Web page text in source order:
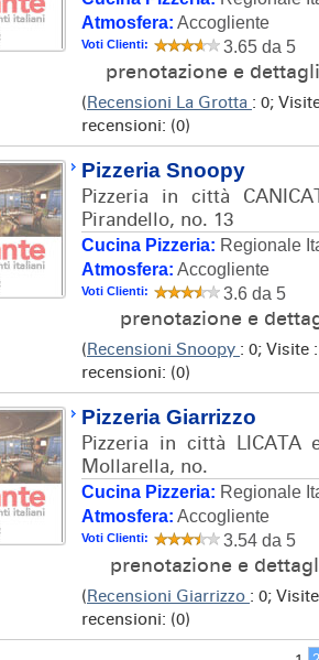
Atmosfera: Accogliente
Voti Clienti: 3.65 da 5
prenotazione e
(Recensioni La Grotta : 0;
recensioni: (0)
Pizzeria Snoopy
Pizzeria in città
Pirandello, no. 13
Cucina Pizzeria: Regionale
Atmosfera: Accogliente
Voti Clienti: 3.6 da 5
prenotazione e
(Recensioni Snoopy : 0; Visite
recensioni: (0)
Pizzeria Giarrizzo
Pizzeria in città LICATA
Mollarella, no.
Cucina Pizzeria: Regionale
Atmosfera: Accogliente
Voti Clienti: 3.54 da 5
prenotazione e
(Recensioni Giarrizzo : 0;
recensioni: (0)